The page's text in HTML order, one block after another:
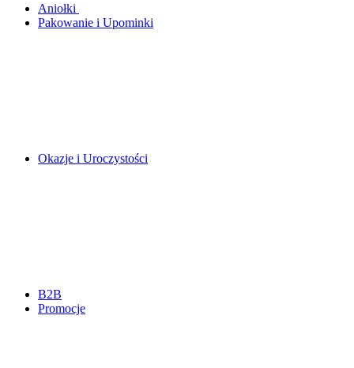
Aniołki
Pakowanie i Upominki
Okazje i Uroczystości
B2B
Promocje